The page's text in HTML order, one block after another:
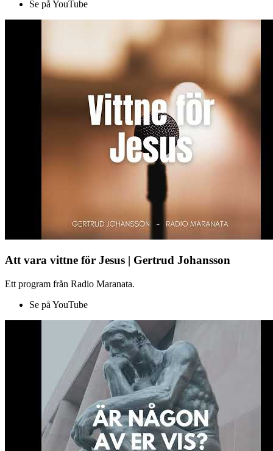
Se på YouTube
Att vara vittne för Jesus | Gertrud Johansson
Ett program från Radio Maranata.
Se på YouTube